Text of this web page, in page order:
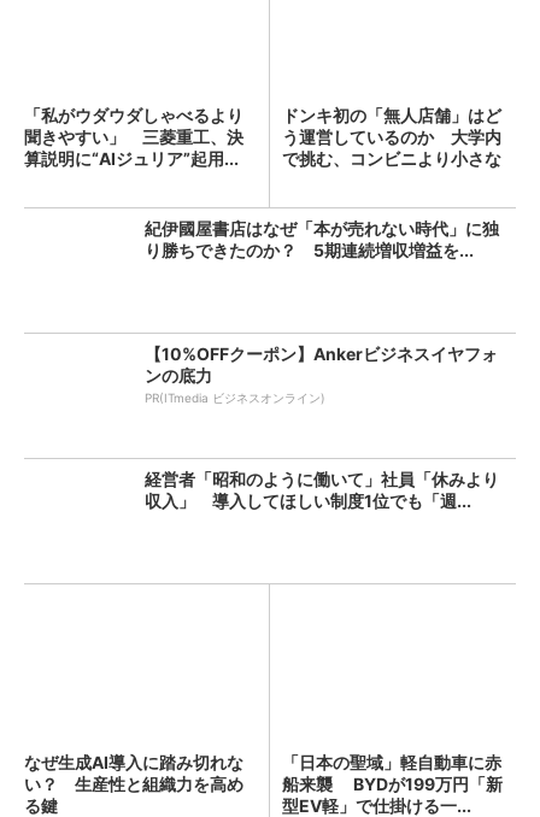
「私がウダウダしゃべるより
聞きやすい」 三菱重工、決
算説明に“AIジュリア”起用...
ドンキ初の「無人店舗」はど
う運営しているのか 大学内
で挑む、コンビニより小さな
紀伊國屋書店はなぜ「本が売れない時代」に独
り勝ちできたのか？ 5期連続増収増益を...
【10%OFFクーポン】Ankerビジネスイヤフォ
ンの底力
PR(ITmedia ビジネスオンライン)
経営者「昭和のように働いて」社員「休みより
収入」 導入してほしい制度1位でも「週...
なぜ生成AI導入に踏み切れな
い？ 生産性と組織力を高め
る鍵
「日本の聖域」軽自動車に赤
船来襲 BYDが199万円「新
型EV軽」で仕掛ける一...